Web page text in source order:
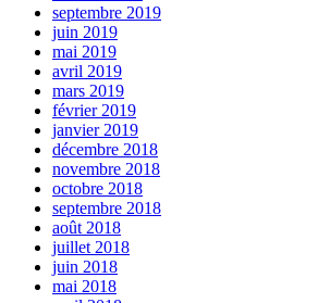
septembre 2019
juin 2019
mai 2019
avril 2019
mars 2019
février 2019
janvier 2019
décembre 2018
novembre 2018
octobre 2018
septembre 2018
août 2018
juillet 2018
juin 2018
mai 2018